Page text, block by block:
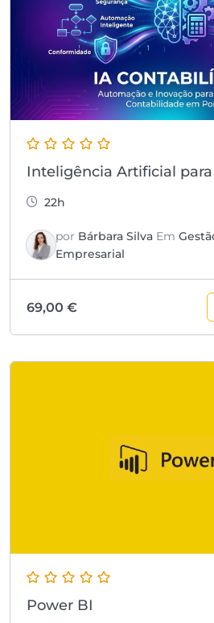
Inteligência Artificial
22h
por Bárbara Silva Em
Empresarial
69,00 €
Power BI